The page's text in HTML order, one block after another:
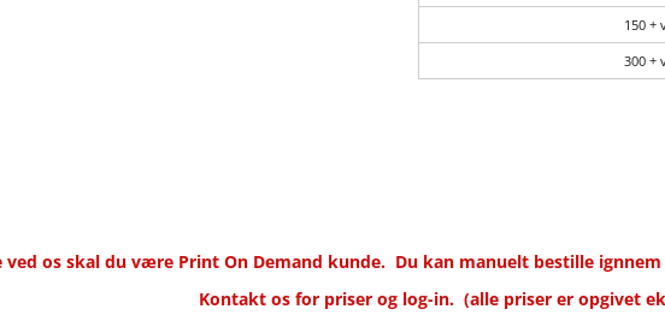
150 +
300 +
ved os skal du være Print On Demand kunde. Du kan manuelt bestille
Kontakt os for priser og log-in. (alle priser er opgivet